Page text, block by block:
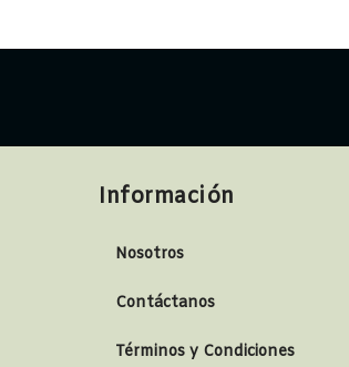
Información
Nosotros
Contáctanos
Términos y Condiciones